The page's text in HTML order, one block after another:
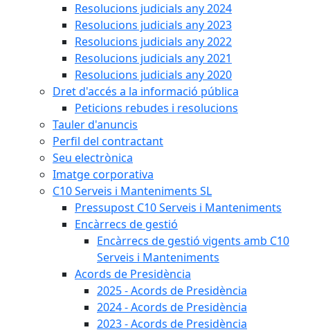
Resolucions judicials any 2024
Resolucions judicials any 2023
Resolucions judicials any 2022
Resolucions judicials any 2021
Resolucions judicials any 2020
Dret d'accés a la informació pública
Peticions rebudes i resolucions
Tauler d'anuncis
Perfil del contractant
Seu electrònica
Imatge corporativa
C10 Serveis i Manteniments SL
Pressupost C10 Serveis i Manteniments
Encàrrecs de gestió
Encàrrecs de gestió vigents amb C10
Serveis i Manteniments
Acords de Presidència
2025 - Acords de Presidència
2024 - Acords de Presidència
2023 - Acords de Presidència